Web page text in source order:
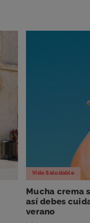
Vida Saludable
Mucha crema
así debes
verano